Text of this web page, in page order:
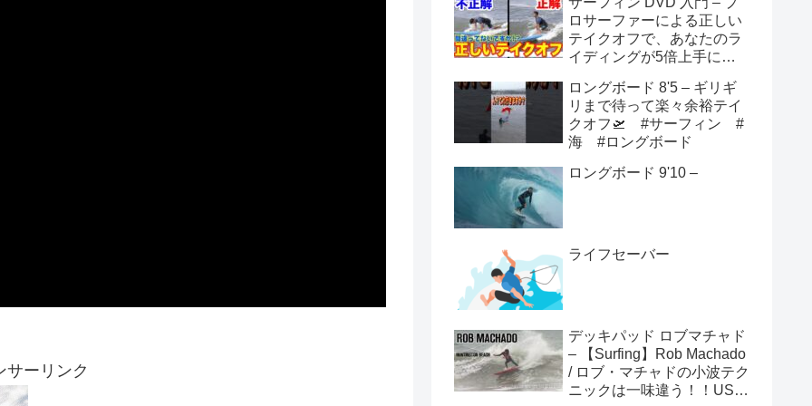
サーリンク
ロサーファーによる正しい
テイクオフで、あなたのラ
イディングが5倍上手にな
ロングボード 8'5 – ギリギ
リまで待って楽々余裕テイ
クオフ🛫 #サーフィン #
海 #ロングボード
ロングボード 9'10 –
ライフセーバー
デッキパッド ロブマチャド
– 【Surfing】Rob Machado
/ ロブ・マチャドの小波テク
ニックは一味違う！！USオ